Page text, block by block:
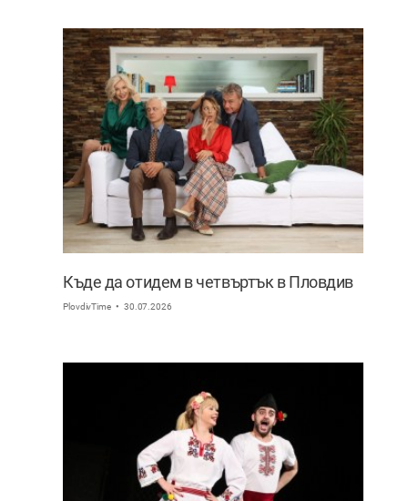
Къде да отидем в четвъртък в Пловдив
PlovdivTime 30.07.2026